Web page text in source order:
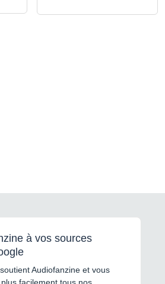
à vos sources
Audiofanzine et vous